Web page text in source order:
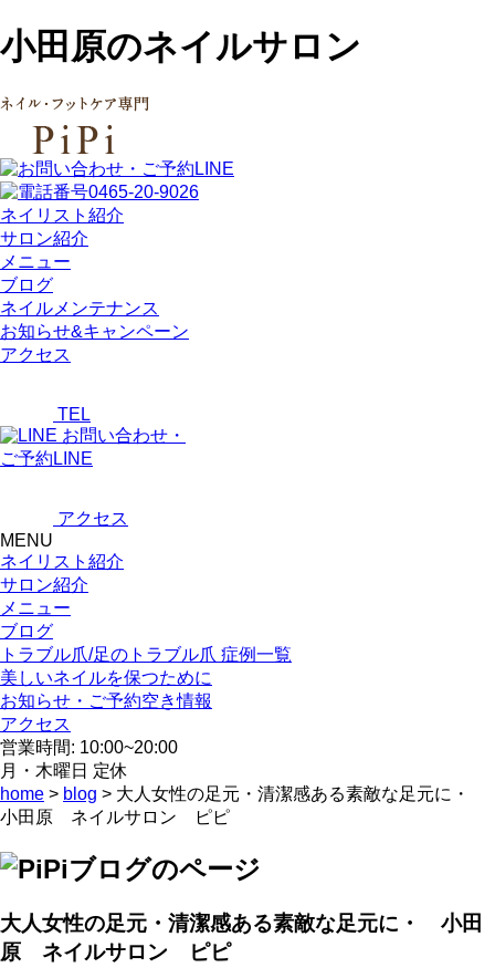
小田原のネイルサロン
ネイリスト紹介
サロン紹介
メニュー
ブログ
ネイルメンテナンス
お知らせ&キャンペーン
アクセス
TEL
お問い合わせ・
ご予約LINE
アクセス
MENU
ネイリスト紹介
サロン紹介
メニュー
ブログ
トラブル爪/足のトラブル爪 症例一覧
美しいネイルを保つために
お知らせ・ご予約空き情報
アクセス
営業時間: 10:00~20:00
月・木曜日 定休
home > blog > 大人女性の足元・清潔感ある素敵な足元に・
小田原 ネイルサロン ピピ
大人女性の足元・清潔感ある素敵な足元に・ 小田
原 ネイルサロン ピピ